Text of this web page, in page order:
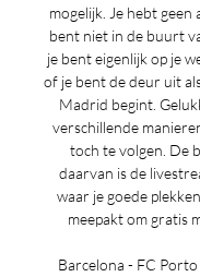
mogelijk. Je hebt geen
bent niet in de buurt
je bent eigenlijk op je
of je bent de deur uit
Madrid begint.
verschillende
toch te volgen. De
daarvan is de
waar je goede
meepakt om gratis
Barcelona - FC Porto